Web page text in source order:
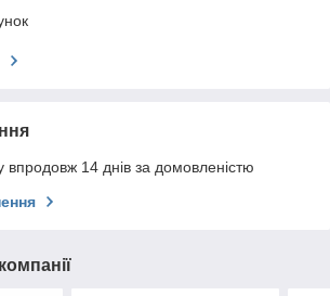
впродовж 14 днів за домовленістю